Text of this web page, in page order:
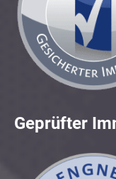
Geprüfter